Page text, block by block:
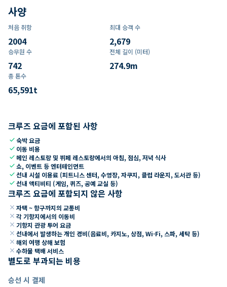
사양
처음 취항
2004
최대 승객 수
2,679
승무원 수
742
전체 길이 (미터)
274.9m
총 톤수
65,591t
크루즈 요금에 포함된 사항
check숙박 요금
check 이동 비용
check 메인 레스토랑 및 뷔페 레스토랑에서의 아침, 점심, 저녁 식사
check쇼, 이벤트 등 엔터테인먼트
check선내 시설 이용료 (피트니스 센터, 수영장, 자쿠지, 클럽 라운지, 도서관 등)
check선내 액티비티 (게임, 퀴즈, 공예 교실 등)
크루즈 요금에 포함되지 않은 사항
close 자택 ~ 항구까지의 교통비
close 각 기항지에서의 이동비
close 기항지 관광 투어 요금
close 선내에서 발생하는 개인 경비(음료비, 카지노, 상점, Wi-Fi, 스파, 세탁 등)
close 해외 여행 상해 보험
close 수하물 택배 서비스
별도로 부과되는 비용
승선 시 결제